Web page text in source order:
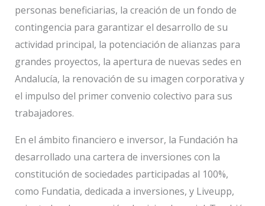
personas beneficiarias, la creación de un fondo de
contingencia para garantizar el desarrollo de su
actividad principal, la potenciación de alianzas para
grandes proyectos, la apertura de nuevas sedes en
Andalucía, la renovación de su imagen corporativa y
el impulso del primer convenio colectivo para sus
trabajadores.
En el ámbito financiero e inversor, la Fundación ha
desarrollado una cartera de inversiones con la
constitución de sociedades participadas al 100%,
como Fundatia, dedicada a inversiones, y Liveupp,